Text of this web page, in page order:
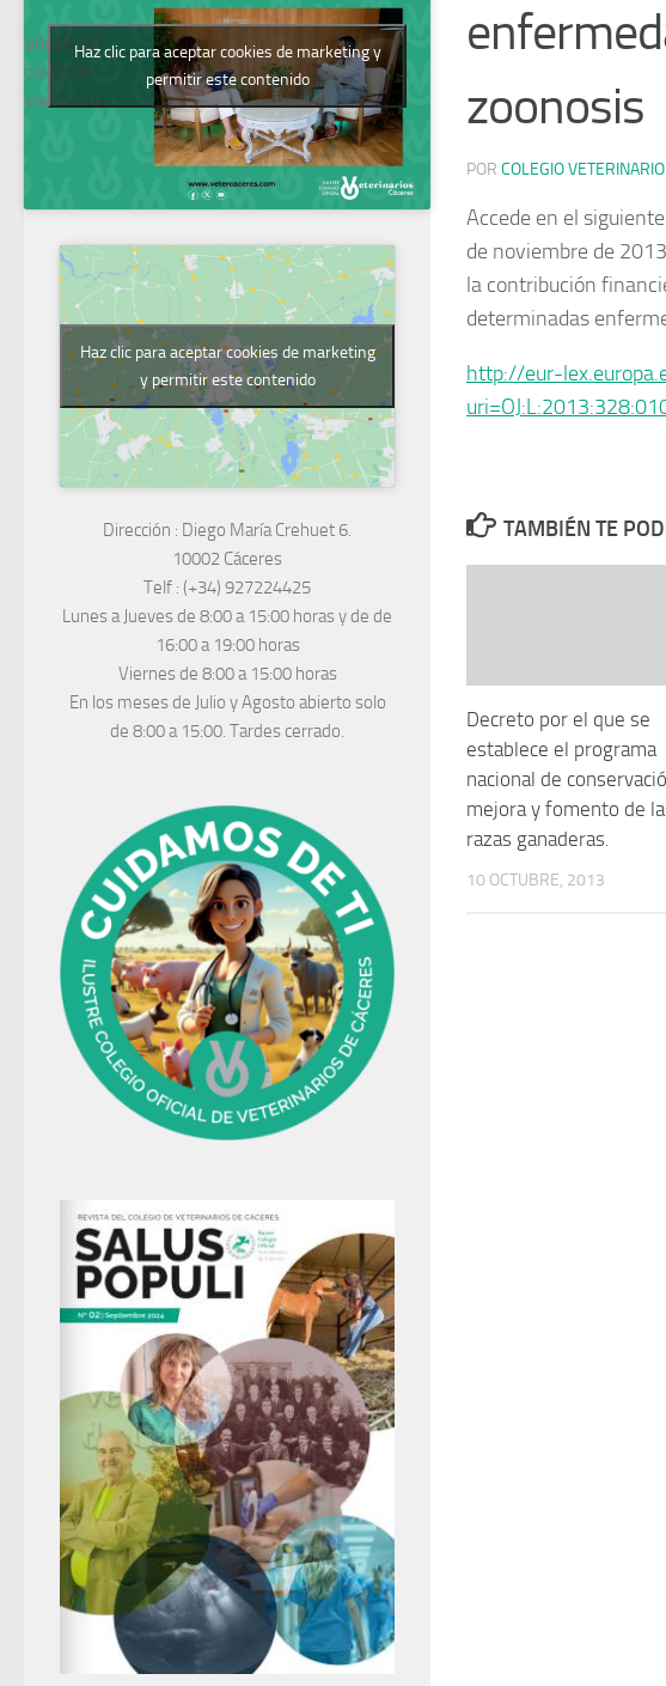
zoonosis
POR COLEGIO
Accede en el
de noviembre de
la contribución
determinadas
http://eur-
TAMBIÉN TE
Decreto por el que se
establece el programa
nacional de
mejora y fomento de
razas ganaderas.
10 OCTUBRE, 2013
Podcast del
Colegio de
Veterinarios
Haz clic para aceptar cookies de marketing y
permitir este contenido
Haz clic para aceptar cookies de marketing
y permitir este contenido
Dirección : Diego María Crehuet 6.
10002 Cáceres
Telf : (+34) 927224425
Lunes a Jueves de 8:00 a 15:00 horas y de de
16:00 a 19:00 horas
Viernes de 8:00 a 15:00 horas
En los meses de Julio y Agosto abierto solo
de 8:00 a 15:00. Tardes cerrado.